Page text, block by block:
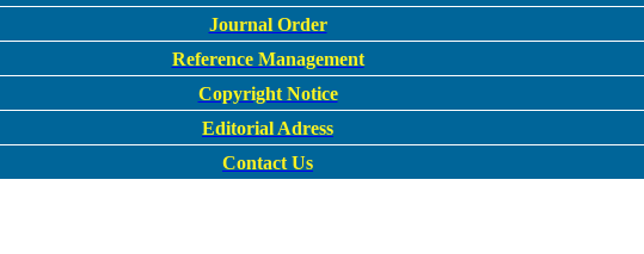
Journal Order
Reference Management
Copyright Notice
Editorial Adress
Contact Us